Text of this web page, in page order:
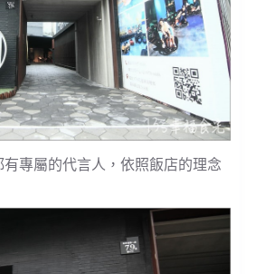
專屬的代言人，依照飯店的理念